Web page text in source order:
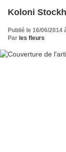
Koloni
Publié le 16/06/2014
Par les fleurs